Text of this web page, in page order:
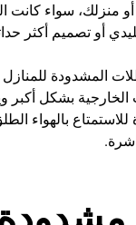
منزلك، سواء كانت
أو تصميم أكثر
المشدودة
بشكل أكبر
للاستمتاع بالهواء